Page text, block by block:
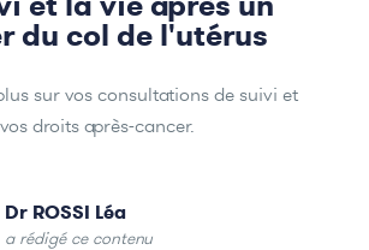
du col de l'utérus
sur vos consultations de suivi et
droits après-cancer.
Dr ROSSI Léa
a rédigé ce contenu